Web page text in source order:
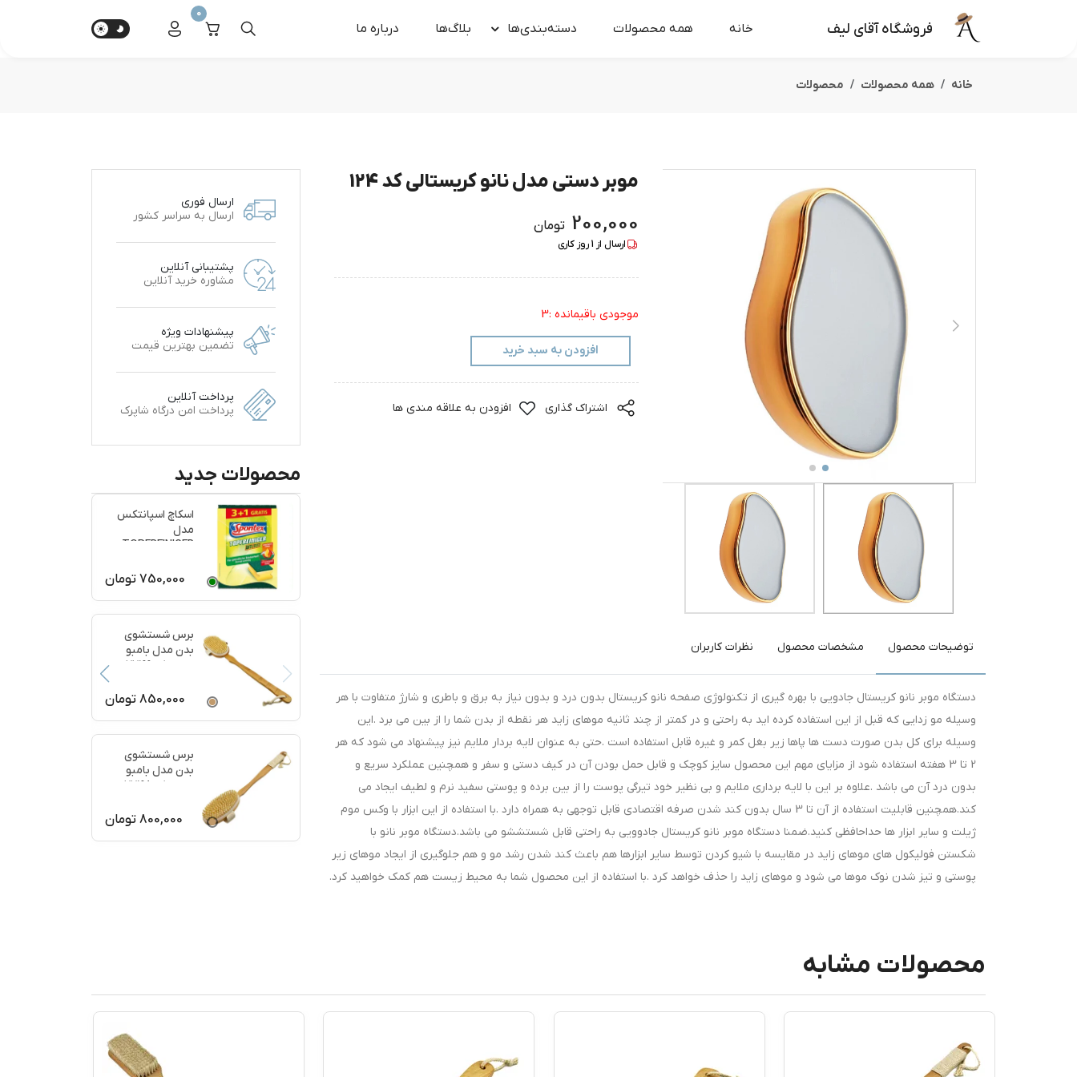
فروشگاه آقای لیف خانه همه محصولات دسته‌بندی‌ها بلاگ‌ها درباره‌ ما
0
خانه همه محصولات محصولات
موبر دستی مدل نانو کریستالی کد 124
200,000 تومان
ارسال از 1روز کاری
موجودی باقیمانده :3
افزودن به سبد خرید
اشتراک گذاری افزودن به علاقه مندی ها
توضیحات محصول مشخصات محصول نظرات کاربران
دستگاه موبر نانو کریستال جادویی با بهره گیری از تکنولوژی صفحه نانو کریستال بدون درد و بدون نیاز به برق و باطری و شارژ متفاوت با هر
وسیله مو زدایی که قبل از این استفاده کرده اید به راحتی و در کمتر از چند ثانیه موهای زاید هر نقطه از بدن شما را از بین می برد .این
وسیله برای کل بدن صورت دست ها پاها زیر بغل کمر و غیره قابل استفاده است .حتی به عنوان لایه بردار ملایم نیز پیشنهاد می شود که هر
2 تا 3 هفته استفاده شود از مزایای مهم این محصول سایز کوچک و قابل حمل بودن آن در کیف دستی و سفر و همچنین عملکرد سریع و
بدون درد آن می باشد .علاوه بر این با لایه برداری ملایم و بی نظیر خود تیرگی پوست را از بین برده و پوستی سفید نرم و لطیف ایجاد می
کند.همچنین قابلیت استفاده از آن تا 3 سال بدون کند شدن صرفه اقتصادی قابل توجهی به همراه دارد .با استفاده از این ابزار با وکس موم
ژیلت و سایر ابزار ها حداحافظی کنید.ضمنا دستگاه موبر نانو کریستال جادوویی به راحتی قابل شستششو می باشد.دستگاه موبر نانو با
شکستن فولیکول های موهای زاید در مقایسه با شیو کردن توسط سایر ابزارها هم باعث کند شدن رشد مو و هم جلوگیری از ایجاد موهای زیر
پوستی و تیز شدن نوک موها می شود و موهای زاید را حذف خواهد کرد .با استفاده از این محصول شما به محیط زیست هم کمک خواهید کرد.
ارسال فوری
ارسال به سراسر کشور
پشتیبانی آنلاین
مشاوره خرید آنلاین
پیشنهادات ویژه
تضمین بهترین قیمت
پرداخت آنلاین
پرداخت امن درگاه شاپرک
محصولات جدید
اسکاچ اسپانتکس
مدل
TOPFREINIGER
750,000 تومان
برس شستشوی
بدن مدل بامبو
ماساژ کد 77199
850,000 تومان
برس شستشوی
بدن مدل بامبو
ماساژ کد 77198
800,000 تومان
محصولات مشابه